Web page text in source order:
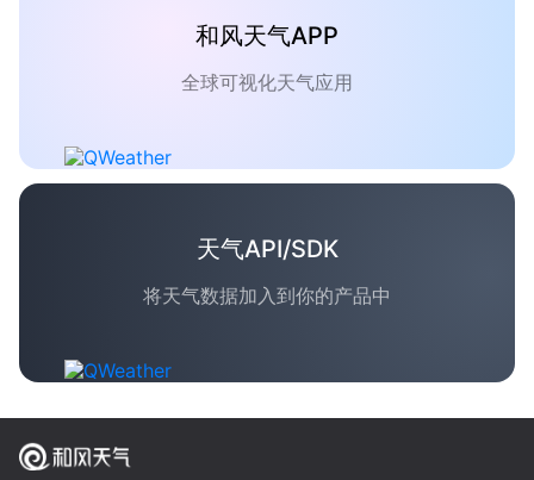
和风天气APP
全球可视化天气应用
天气API/SDK
将天气数据加入到你的产品中